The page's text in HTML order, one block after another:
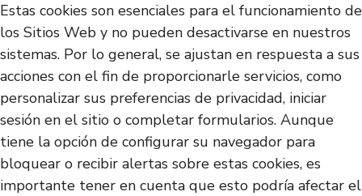
Estas cookies son esenciales para el funcionamiento de
los Sitios Web y no pueden desactivarse en nuestros
sistemas. Por lo general, se ajustan en respuesta a sus
acciones con el fin de proporcionarle servicios, como
personalizar sus preferencias de privacidad, iniciar
sesión en el sitio o completar formularios. Aunque
tiene la opción de configurar su navegador para
bloquear o recibir alertas sobre estas cookies, es
importante tener en cuenta que esto podría afectar el